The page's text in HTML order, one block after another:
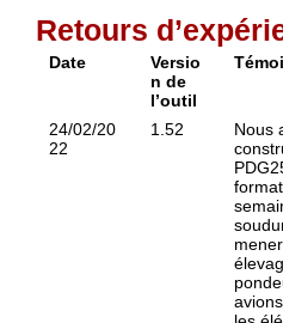
Retours
Date
Versio
n de
l’outil
24/02/20
22
1.52
Nous